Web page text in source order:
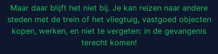
Maar daar blijft het niet bij. Je kan reizen naar andere
steden met de trein of het vliegtuig, vastgoed objecten
kopen, werken, en niet te vergeten: in de gevangenis
terecht komen!